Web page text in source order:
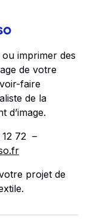
imprimer des
de votre
faire
de la
d’image.
72 –
projet de